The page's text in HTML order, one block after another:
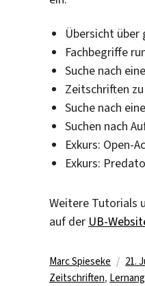
Übersicht über
Fachbegriffe
Suche nach
Zeitschriften
Suche nach
Suchen nach
Exkurs: Open-
Exkurs:
Weitere Tutorials
auf der UB-
Autor
Marc Spieseke
am
21.
Zeitschriften,